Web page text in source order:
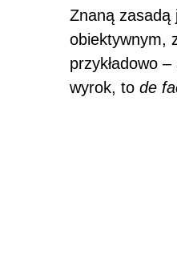
Znaną zasadą
obiektywnym,
przykładowo
wyrok, to de